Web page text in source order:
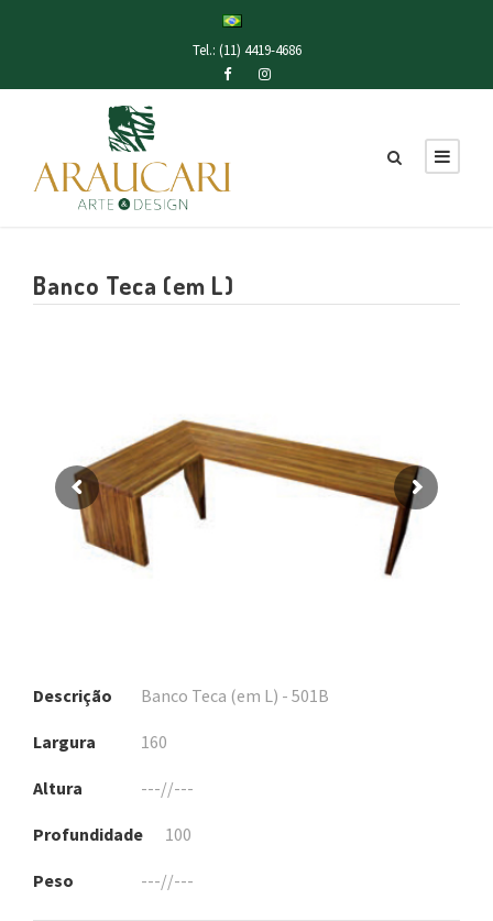
Tel.: (11) 4419-4686
Banco Teca (em L)
Descrição Banco Teca (em L) - 501B
Largura 160
Altura ---//---
Profundidade 100
Peso ---//---